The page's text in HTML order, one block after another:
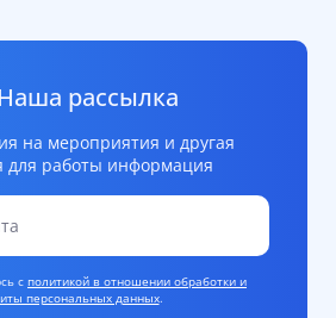
Наша рассылка
на мероприятия и другая
для работы информация
с политикой в отношении обработки и
персональных данных.